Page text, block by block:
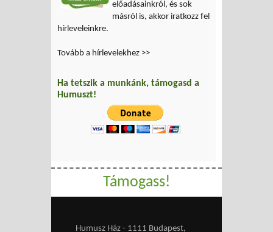
előadásainkról, és sok
másról is, akkor iratkozz fel
hírleveleinkre.
Tovább a hírlevelekhez >>
Ha tetszik a munkánk, támogasd a
Humuszt!
Támogass!
Humusz Ház - 1111 Budapest,